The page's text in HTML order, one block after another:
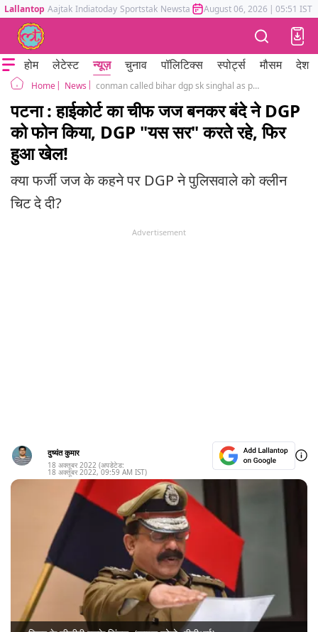
Lallantop Aajtak Indiatoday Sportstak Newstak Mumbai Tak Astrotak
August 06, 2026 | 05:51 IST
होम लेटेस्ट न्यूज़ चुनाव पॉलिटिक्स स्पोर्ट्स मौसम देश
Home News conman called bihar dgp sk singhal as patna high court chief justice liquor gangs ips aditya kumar
पटना : हाईकोर्ट का चीफ जज बनकर बंदे ने DGP
को फोन किया, DGP "यस सर" करते रहे, फिर
हुआ खेल!
क्या फर्जी जज के कहने पर DGP ने पुलिसवाले को क्लीन
चिट दे दी?
Advertisement
दुष्यंत कुमार
18 अक्तूबर 2022 (अपडेटेड:
18 अक्तूबर 2022, 09:59 AM IST)